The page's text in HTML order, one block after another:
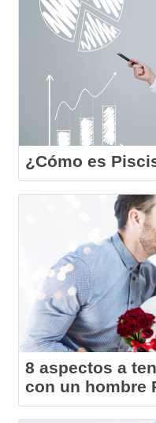
¿Cómo es
8 aspectos a
con un hombre